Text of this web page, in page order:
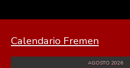
Calendario Fremen
AGOSTO 2026